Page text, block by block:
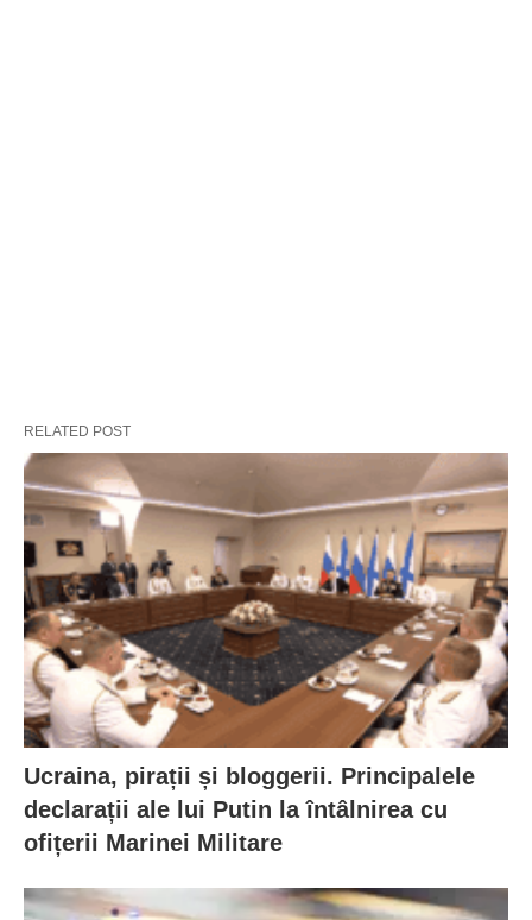
RELATED POST
Ucraina, pirații și bloggerii. Principalele
declarații ale lui Putin la întâlnirea cu
ofițerii Marinei Militare